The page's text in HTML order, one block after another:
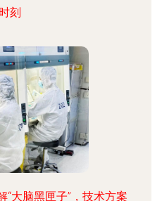
刻
大脑黑匣子”，技术方案